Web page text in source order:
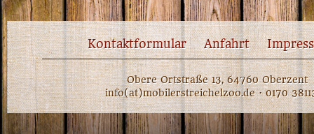
Kontaktformular Anfahrt
Obere Ortstraße 13, 64760 Oberzent
info(at)mobilerstreichelzoo.de · 0170